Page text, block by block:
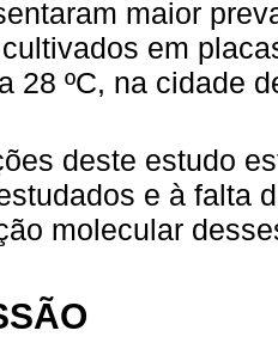
maior
em
28 ºC, na cidade
deste estudo
e à falta
molecular